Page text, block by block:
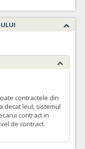
contractele din
decat leul, sistemul
contract in
de contract.